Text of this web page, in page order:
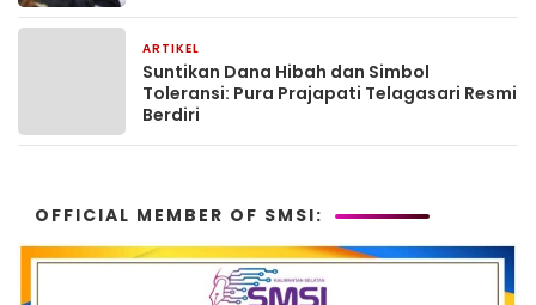
ARTIKEL
Suntikan Dana Hibah dan Simbol
Toleransi: Pura Prajapati Telagasari Resmi
Berdiri
OFFICIAL MEMBER OF SMSI: